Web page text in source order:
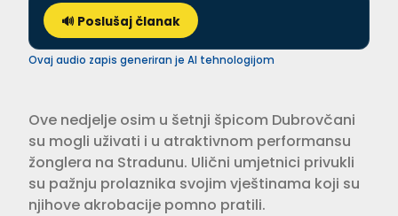
🔊 Poslušaj članak
Ovaj audio zapis generiran je AI tehnologijom
Ove nedjelje osim u šetnji špicom Dubrovčani
su mogli uživati i u atraktivnom performansu
žonglera na Stradunu. Ulični umjetnici privukli
su pažnju prolaznika svojim vještinama koji su
njihove akrobacije pomno pratili.